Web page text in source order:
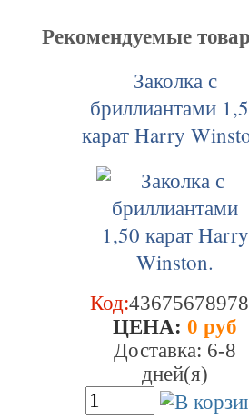
Рекомендуемые
Заколка с
бриллиантами
карат Harry
Код:
ЦEHA: 0 руб
Доставка: 6-8
дней(я)